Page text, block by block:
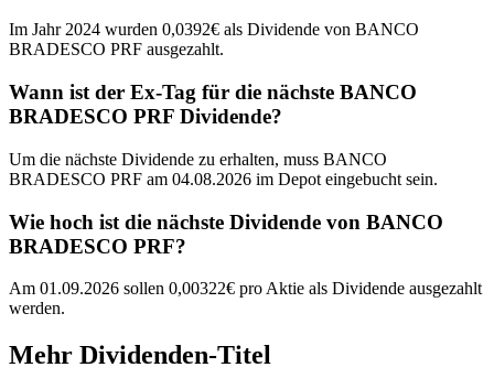
Im Jahr 2024 wurden 0,0392€ als Dividende von BANCO
BRADESCO PRF ausgezahlt.
Wann ist der Ex-Tag für die nächste BANCO
BRADESCO PRF Dividende?
Um die nächste Dividende zu erhalten, muss BANCO
BRADESCO PRF am 04.08.2026 im Depot eingebucht sein.
Wie hoch ist die nächste Dividende von BANCO
BRADESCO PRF?
Am 01.09.2026 sollen 0,00322€ pro Aktie als Dividende ausgezahlt
werden.
Mehr Dividenden-Titel